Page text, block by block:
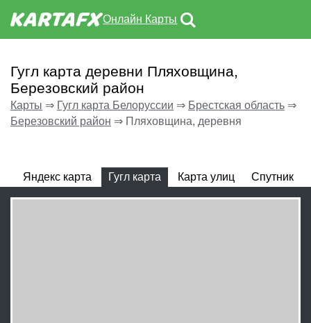
Онлайн Карты
Гугл карта деревни Пляховщина,
Березовский район
Карты ⇒ Гугл карта Белоруссии ⇒ Брестская область ⇒
Березовский район ⇒ Пляховщина, деревня
Яндекс карта Гугл карта Карта улиц Спутник